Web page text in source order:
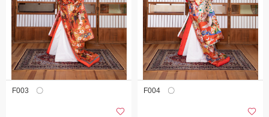
F003 〇 F004 〇